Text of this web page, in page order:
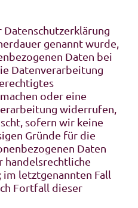
genannt wurde,
Daten bei
Datenverarbeitung
oder eine
widerrufen,
sofern wir keine
Gründe für die
Daten
handelsrechtliche
letztgenannten Fall
Fortfall dieser